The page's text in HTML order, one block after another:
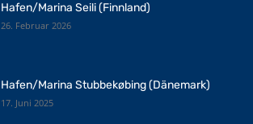
Hafen/Marina Seili (Finnland)
26. Februar 2026
Hafen/Marina Stubbekøbing (Dänemark)
17. Juni 2025